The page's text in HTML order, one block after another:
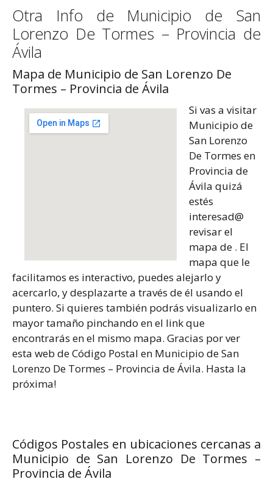
Otra Info de Municipio de San
Lorenzo De Tormes – Provincia de
Ávila
Mapa de Municipio de San Lorenzo De
Tormes – Provincia de Ávila
Si vas a visitar
Municipio de
San Lorenzo
De Tormes en
Provincia de
Ávila quizá
estés
interesad@
revisar el
mapa de . El
mapa que le
facilitamos es interactivo, puedes alejarlo y
acercarlo, y desplazarte a través de él usando el
puntero. Si quieres también podrás visualizarlo en
mayor tamaño pinchando en el link que
encontrarás en el mismo mapa. Gracias por ver
esta web de Código Postal en Municipio de San
Lorenzo De Tormes – Provincia de Ávila. Hasta la
próxima!
Códigos Postales en ubicaciones cercanas a
Municipio de San Lorenzo De Tormes –
Provincia de Ávila